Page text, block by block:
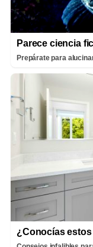
Parece ciencia
Prepárate para
¿Conocías